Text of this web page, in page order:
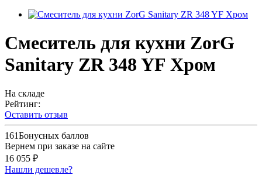
Смеситель для кухни ZorG
Sanitary ZR 348 YF Хром
На складе
Рейтинг:
Оставить отзыв
161Бонусных баллов
Вернем при заказе на сайте
16 055 ₽
Нашли дешевле?